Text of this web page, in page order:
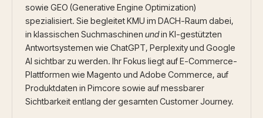
sowie GEO (Generative Engine Optimization)
spezialisiert. Sie begleitet KMU im DACH-Raum dabei,
in klassischen Suchmaschinen undin KI-gestützten
Antwortsystemen wie ChatGPT, Perplexity und Google
AI sichtbar zu werden. Ihr Fokus liegt auf E-Commerce-
Plattformen wie Magento und Adobe Commerce, auf
Produktdaten in Pimcore sowie auf messbarer
Sichtbarkeit entlang der gesamten Customer Journey.